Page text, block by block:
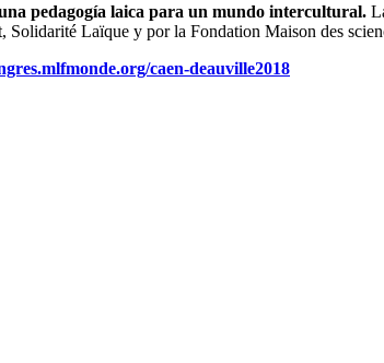
pedagogía laica para un mundo intercultural.
Laïque y por la Fondation Maison des
caen-deauville2018